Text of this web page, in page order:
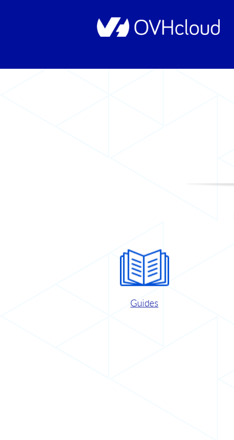
Guides